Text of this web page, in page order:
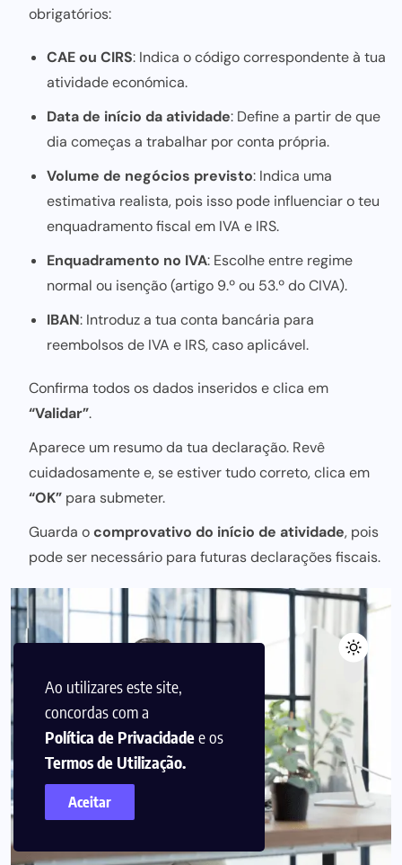
Ao utilizares este site,
concordas com a
Política de Privacidadee os
Termos de Utilização.
Aceitar
obrigatórios:
CAE ou CIRS: Indica o código correspondente à tua
atividade económica.
Data de início da atividade: Define a partir de que
dia começas a trabalhar por conta própria.
Volume de negócios previsto: Indica uma
estimativa realista, pois isso pode influenciar o teu
enquadramento fiscal em IVA e IRS.
Enquadramento no IVA: Escolhe entre regime
normal ou isenção (artigo 9.º ou 53.º do CIVA).
IBAN: Introduz a tua conta bancária para
reembolsos de IVA e IRS, caso aplicável.
Confirma todos os dados inseridos e clica em
“Validar”.
Aparece um resumo da tua declaração. Revê
cuidadosamente e, se estiver tudo correto, clica em
“OK” para submeter.
Guarda ocomprovativo do início de atividade, pois
pode ser necessário para futuras declarações fiscais.